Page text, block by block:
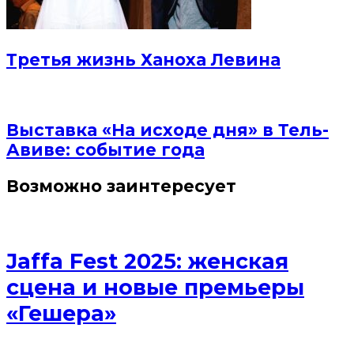
Третья жизнь Ханоха Левина
Выставка «На исходе дня» в Тель-
Авиве: событие года
Возможно заинтересует
Jaffa Fest 2025: женская
сцена и новые премьеры
«Гешера»